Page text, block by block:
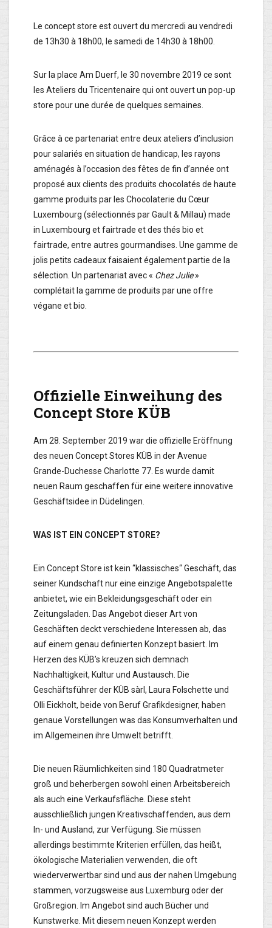
Le concept store est ouvert du mercredi au vendredi
de 13h30 à 18h00, le samedi de 14h30 à 18h00.
Sur la place Am Duerf, le 30 novembre 2019 ce sont
les Ateliers du Tricentenaire qui ont ouvert un pop-up
store pour une durée de quelques semaines.
Grâce à ce partenariat entre deux ateliers d’inclusion
pour salariés en situation de handicap, les rayons
aménagés à l’occasion des fêtes de fin d’année ont
proposé aux clients des produits chocolatés de haute
gamme produits par les Chocolaterie du Cœur
Luxembourg (sélectionnés par Gault & Millau) made
in Luxembourg et fairtrade et des thés bio et
fairtrade, entre autres gourmandises. Une gamme de
jolis petits cadeaux faisaient également partie de la
sélection. Un partenariat avec « Chez Julie»
complétait la gamme de produits par une offre
végane et bio.
Offizielle Einweihung des
Concept Store KÜB
Am 28. September 2019 war die offizielle Eröffnung
des neuen Concept Stores KÜB in der Avenue
Grande-Duchesse Charlotte 77. Es wurde damit
neuen Raum geschaffen für eine weitere innovative
Geschäftsidee in Düdelingen.
WAS IST EIN CONCEPT STORE?
Ein Concept Store ist kein “klassisches“ Geschäft, das
seiner Kundschaft nur eine einzige Angebotspalette
anbietet, wie ein Bekleidungsgeschäft oder ein
Zeitungsladen. Das Angebot dieser Art von
Geschäften deckt verschiedene Interessen ab, das
auf einem genau definierten Konzept basiert. Im
Herzen des KÜB’s kreuzen sich demnach
Nachhaltigkeit, Kultur und Austausch. Die
Geschäftsführer der KÜB sàrl, Laura Folschette und
Olli Eickholt, beide von Beruf Grafikdesigner, haben
genaue Vorstellungen was das Konsumverhalten und
im Allgemeinen ihre Umwelt betrifft.
Die neuen Räumlichkeiten sind 180 Quadratmeter
groß und beherbergen sowohl einen Arbeitsbereich
als auch eine Verkaufsfläche. Diese steht
ausschließlich jungen Kreativschaffenden, aus dem
In- und Ausland, zur Verfügung. Sie müssen
allerdings bestimmte Kriterien erfüllen, das heißt,
ökologische Materialien verwenden, die oft
wiederverwertbar sind und aus der nahen Umgebung
stammen, vorzugsweise aus Luxemburg oder der
Großregion. Im Angebot sind auch Bücher und
Kunstwerke. Mit diesem neuen Konzept werden